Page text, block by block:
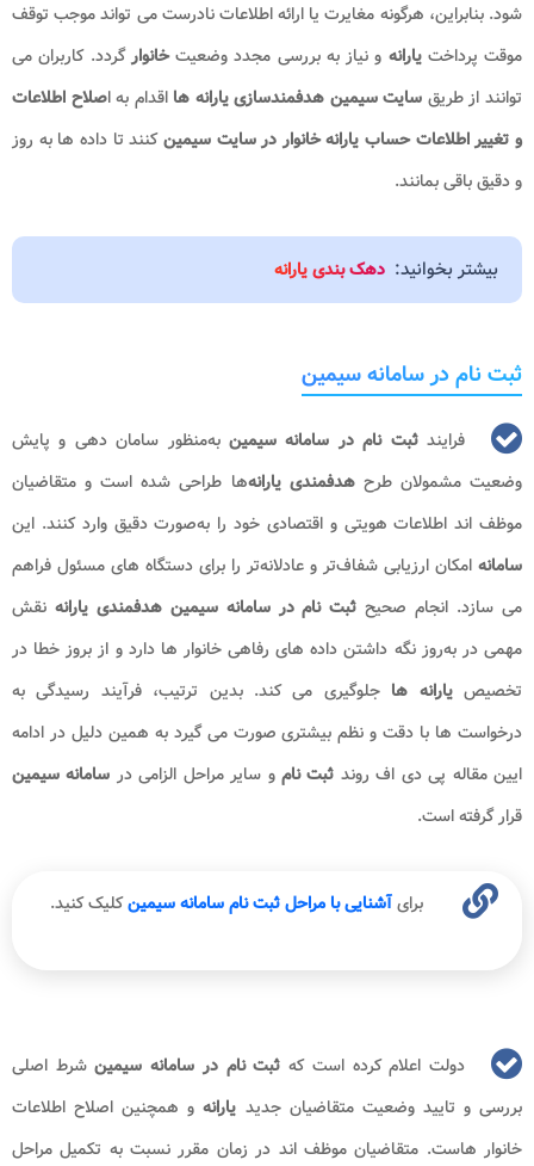
شود. بنابراین، هرگونه مغایرت یا ارائه اطلاعات نادرست می تواند موجب توقف
موقت پرداختیارانه و نیاز به بررسی مجدد وضعیتخانوارگردد. کاربران می
توانند از طریق سایت سیمین هدفمندسازی یارانه ها اقدام به اصلاح اطلاعات
و تغییر اطلاعات حساب یارانه خانوار در سایت سیمینکنند تا داده ها به روز
و دقیق باقی بمانند.
بیشتر بخوانید: دهک بندی یارانه
ثبت نام در سامانه سیمین
فرایند ثبت نام در سامانه سیمین به‌منظور سامان‌ دهی و پایش
وضعیت مشمولان طرحهدفمندی یارانه‌ها طراحی شده است و متقاضیان
موظف‌ اند اطلاعات هویتی و اقتصادی خود را به‌صورت دقیق وارد کنند. این
سامانه امکان ارزیابی شفاف‌تر و عادلانه‌تر را برای دستگاه‌ های مسئول فراهم
می‌ سازد. انجام صحیح ثبت نام در سامانه سیمین هدفمندی یارانه نقش
مهمی در به‌روز نگه‌ داشتن داده‌ های رفاهی خانوار ها دارد و از بروز خطا در
تخصیصیارانه‌ هاجلوگیری می‌ کند. بدین ترتیب، فرآیند رسیدگی به
درخواست‌ ها با دقت و نظم بیشتری صورت می‌ گیرد به همین دلیل در ادامه
ایین مقاله پی دی اف روند ثبت نامو سایر مراحل الزامی در سامانه سیمین
قرار گرفته است.
برایآشنایی با مراحل ثبت نام سامانه سیمینکلیک کنید.
دولت اعلام کرده است که ثبت نام در سامانه سیمینشرط اصلی
بررسی و تایید وضعیت متقاضیان جدید یارانه و همچنین اصلاح اطلاعات
خانوار هاست. متقاضیان موظف‌ اند در زمان مقرر نسبت به تکمیل مراحل